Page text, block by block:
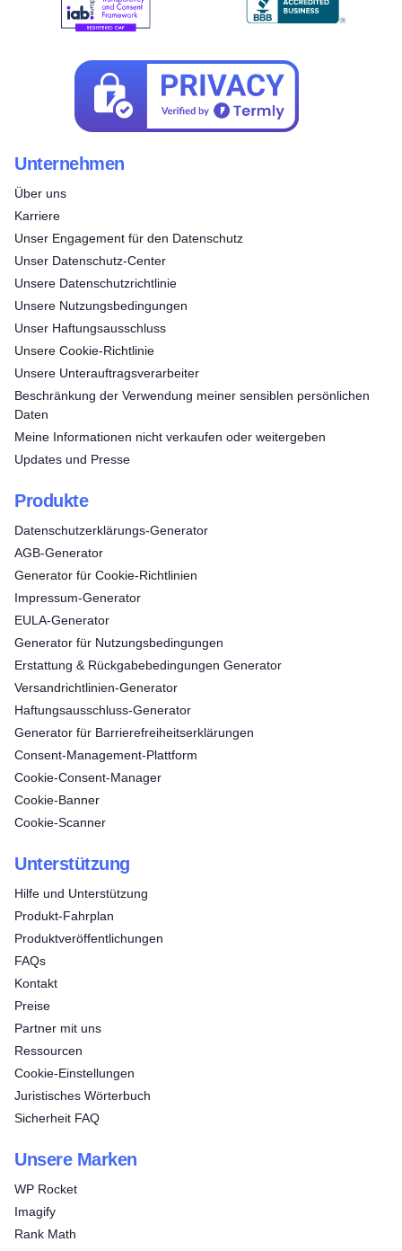
Unternehmen
Über uns
Karriere
Unser Engagement für den Datenschutz
Unser Datenschutz-Center
Unsere Datenschutzrichtlinie
Unsere Nutzungsbedingungen
Unser Haftungsausschluss
Unsere Cookie-Richtlinie
Unsere Unterauftragsverarbeiter
Beschränkung der Verwendung meiner sensiblen persönlichen
Daten
Meine Informationen nicht verkaufen oder weitergeben
Updates und Presse
Produkte
Datenschutzerklärungs-Generator
AGB-Generator
Generator für Cookie-Richtlinien
Impressum-Generator
EULA-Generator
Generator für Nutzungsbedingungen
Erstattung & Rückgabebedingungen Generator
Versandrichtlinien-Generator
Haftungsausschluss-Generator
Generator für Barrierefreiheitserklärungen
Consent‑Management‑Plattform
Cookie-Consent-Manager
Cookie-Banner
Cookie-Scanner
Unterstützung
Hilfe und Unterstützung
Produkt-Fahrplan
Produktveröffentlichungen
FAQs
Kontakt
Preise
Partner mit uns
Ressourcen
Cookie-Einstellungen
Juristisches Wörterbuch
Sicherheit FAQ
Unsere Marken
WP Rocket
Imagify
Rank Math